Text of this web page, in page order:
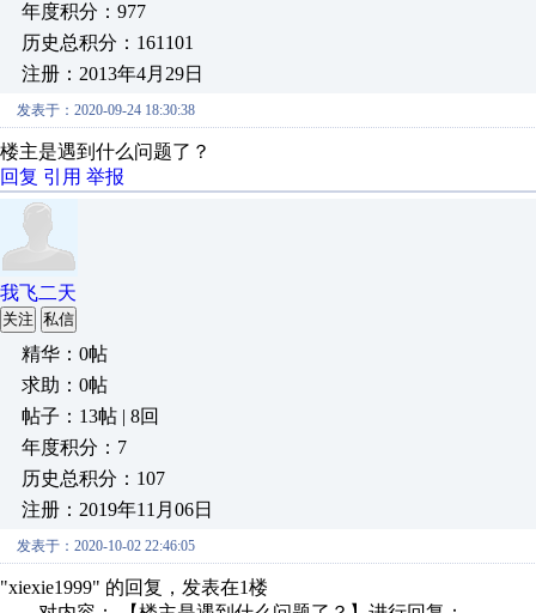
年度积分：977
历史总积分：161101
注册：2013年4月29日
发表于：2020-09-24 18:30:38
楼主是遇到什么问题了？
回复 引用 举报
我飞二天
关注 私信
精华：0帖
求助：0帖
帖子：13帖 | 8回
年度积分：7
历史总积分：107
注册：2019年11月06日
发表于：2020-10-02 22:46:05
"xiexie1999" 的回复，发表在1楼